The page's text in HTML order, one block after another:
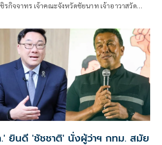
รกิจจาทร เจ้าคณะจังหวัดชัยนาท เจ้าอาวาสวัด
าราชการจังหวัดชัยนาท นางอารีย์ ฤุกษ์สภาพ ผู้อํา
ารการท่องเที่ยวแห่งประเทศไทย
ยินดี 'ชัชชาติ' นั่งผู้ว่าฯ กทม. สมัย